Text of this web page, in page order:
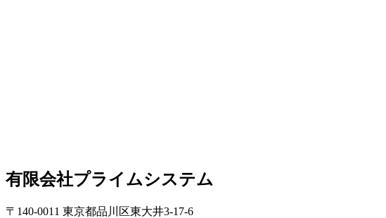
有限会社プライムシステム
〒140-0011 東京都品川区東大井3-17-6